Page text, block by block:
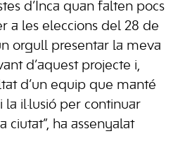
d’Inca quan falten pocs
a les eleccions del 28 de
orgull presentar la meva
d’aquest projecte i,
d’un equip que manté
il·lusió per continuar
ciutat”, ha assenyalat